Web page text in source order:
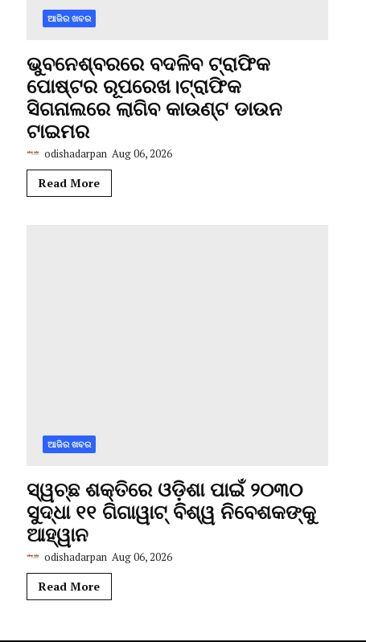
ଆଜିର ଖବର
ଭୁବନେଶ୍ବରରେ ବଦଳିବ ଟ୍ରାଫିକ
ପୋଷ୍ଟର ରୂପରେଖ।ଟ୍ରାଫିକ
ସିଗନାଲରେ ଲାଗିବ କାଉଣ୍ଟ ଡାଉନ
ଟାଇମର
odishadarpan Aug 06, 2026
Read More
ଆଜିର ଖବର
ସ୍ୱଚ୍ଛ ଶକ୍ତିରେ ଓଡ଼ିଶା ପାଇଁ ୨୦୩୦
ସୁଦ୍ଧା ୧୧ ଗିଗାୱାଟ୍ ବିଶ୍ୱ ନିବେଶକଙ୍କୁ
ଆହ୍ୱାନ
odishadarpan Aug 06, 2026
Read More